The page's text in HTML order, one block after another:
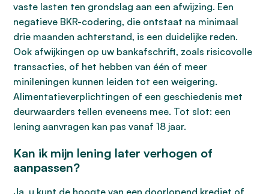
vaste lasten ten grondslag aan een afwijzing. Een
negatieve BKR-codering, die ontstaat na minimaal
drie maanden achterstand, is een duidelijke reden.
Ook afwijkingen op uw bankafschrift, zoals risicovolle
transacties, of het hebben van één of meer
minileningen kunnen leiden tot een weigering.
Alimentatieverplichtingen of een geschiedenis met
deurwaarders tellen eveneens mee. Tot slot: een
lening aanvragen kan pas vanaf 18 jaar.
Kan ik mijn lening later verhogen of
aanpassen?
Ja, u kunt de hoogte van een doorlopend krediet of